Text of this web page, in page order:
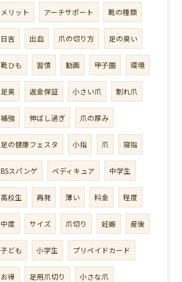
メリット アーチサポート 靴の種類
日吉 出血 爪の切り方 足の臭い
靴ひも 習慣 動画 甲子園 環境
足臭 返金保証 小さい爪 割れ爪
補強 伸ばし過ぎ 爪の厚み
足の健康フェスタ 小指 爪 寝指
BSスパンゲ ペディキュア 中学生
高校生 再発 薄い 料金 程度
中度 サイズ 爪切り 妊娠 産後
子ども 小学生 プリペイドカード
お得 足用爪切り 小さな爪